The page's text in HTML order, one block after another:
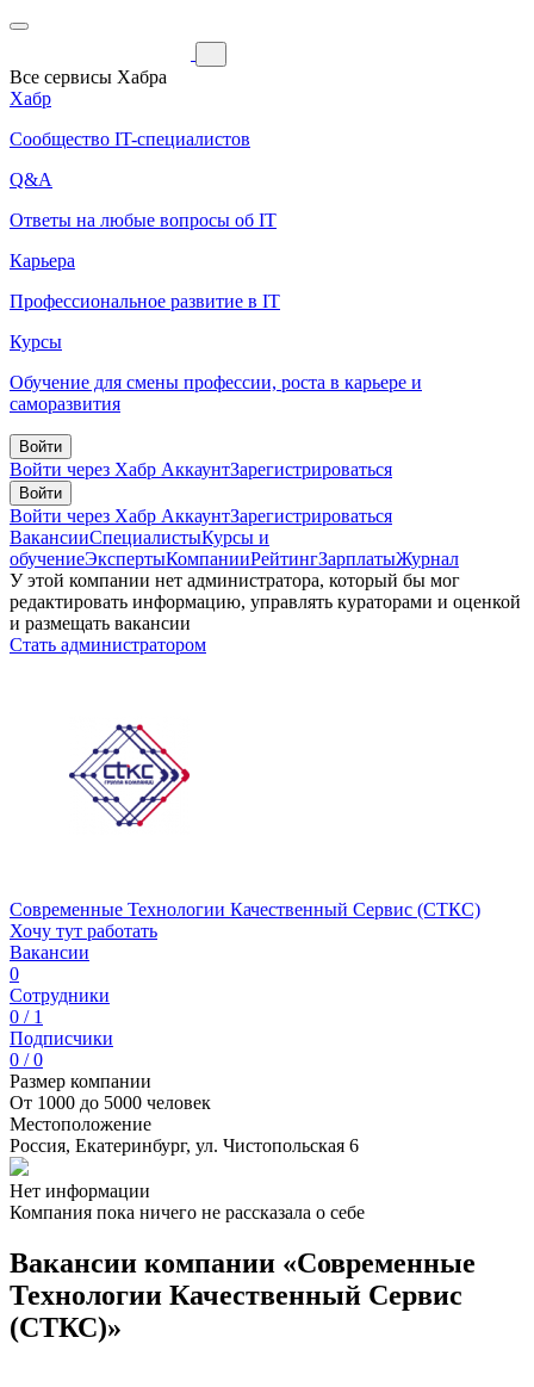
Все сервисы Хабра
Хабр
Сообщество IT-специалистов
Q&A
Ответы на любые вопросы об IT
Карьера
Профессиональное развитие в IT
Курсы
Обучение для смены профессии, роста в карьере и
саморазвития
Войти
Войти через Хабр АккаунтЗарегистрироваться
Войти
Войти через Хабр АккаунтЗарегистрироваться
ВакансииСпециалистыКурсы и
обучениеЭкспертыКомпанииРейтингЗарплатыЖурнал
У этой компании нет администратора, который бы мог
редактировать информацию, управлять кураторами и оценкой
и размещать вакансии
Стать администратором
Современные Технологии Качественный Сервис (СТКС)
Хочу тут работать
Вакансии
0
Сотрудники
0 / 1
Подписчики
0 / 0
Размер компании
От 1000 до 5000 человек
Местоположение
Россия, Екатеринбург, ул. Чистопольская 6
Нет информации
Компания пока ничего не рассказала о себе
Вакансии компании «Современные
Технологии Качественный Сервис
(СТКС)»